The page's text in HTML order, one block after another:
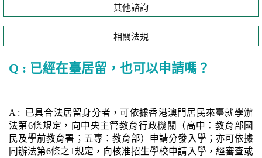
其他諮詢
相關法規
Q : 已經在臺居留，也可以申請嗎？
A : 已具合法居留身分者，可依據香港澳門居民來臺就學辦
法第6條規定，向中央主管教育行政機關（高中：教育部國
民及學前教育署；五專：教育部）申請分發入學；亦可依據
同辦法第6條之1規定，向核准招生學校申請入學，經審查或